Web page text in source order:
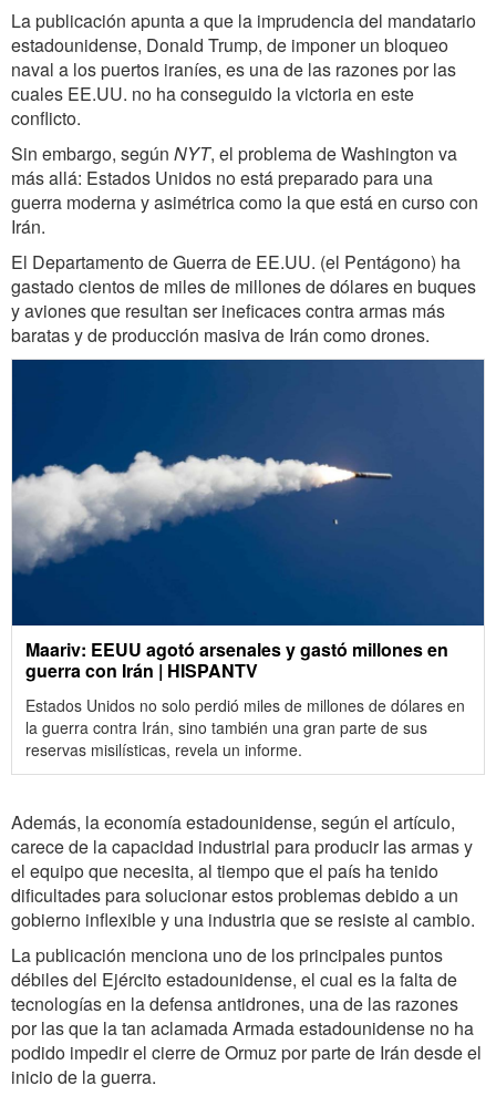
La publicación apunta a que la imprudencia del mandatario
estadounidense, Donald Trump, de imponer un bloqueo
naval a los puertos iraníes, es una de las razones por las
cuales EE.UU. no ha conseguido la victoria en este
conflicto.
Sin embargo, según NYT, el problema de Washington va
más allá: Estados Unidos no está preparado para una
guerra moderna y asimétrica como la que está en curso con
Irán.
El Departamento de Guerra de EE.UU. (el Pentágono) ha
gastado cientos de miles de millones de dólares en buques
y aviones que resultan ser ineficaces contra armas más
baratas y de producción masiva de Irán como drones.
Maariv: EEUU agotó arsenales y gastó millones en
guerra con Irán | HISPANTV
Estados Unidos no solo perdió miles de millones de dólares en
la guerra contra Irán, sino también una gran parte de sus
reservas misilísticas, revela un informe.
Además, la economía estadounidense, según el artículo,
carece de la capacidad industrial para producir las armas y
el equipo que necesita, al tiempo que el país ha tenido
dificultades para solucionar estos problemas debido a un
gobierno inflexible y una industria que se resiste al cambio.
La publicación menciona uno de los principales puntos
débiles del Ejército estadounidense, el cual es la falta de
tecnologías en la defensa antidrones, una de las razones
por las que la tan aclamada Armada estadounidense no ha
podido impedir el cierre de Ormuz por parte de Irán desde el
inicio de la guerra.